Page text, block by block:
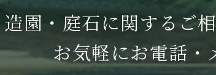
造園・庭石に関する ご
お気軽にお電話・